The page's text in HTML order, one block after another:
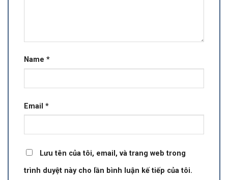
Name *
Email *
Lưu tên của tôi, email, và trang web trong
trình duyệt này cho lần bình luận kế tiếp của tôi.